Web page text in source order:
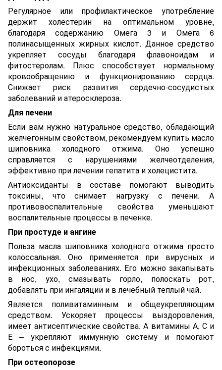
Регулярное или профилактическое употребление
держит холестерин на оптимальном уровне,
благодаря содержанию Омега 3 и Омега 6
полинасыщенных жирных кислот. Данное средство
укрепляет сосуды благодаря флавоноидам и
фитостеролам. Плюс способствует нормальному
кровообращению и функционированию сердца.
Снижает риск развития сердечно-сосудистых
заболеваний и атеросклероза.
Для печени
Если вам нужно натуральное средство, обладающий
желчегонным свойством, рекомендуем купить масло
шиповника холодного отжима. Оно успешно
справляется с нарушениями желчеотделения,
эффективно при лечении гепатита и холецистита.
Антиоксиданты в составе помогают выводить
токсины, что снимает нагрузку с печени. А
противовоспалительные свойства уменьшают
воспалительные процессы в печенке.
При простуде и ангине
Польза масла шиповника холодного отжима просто
колоссальная. Оно применяется при вирусных и
инфекционных заболеваниях. Его можно закапывать
в нос, ухо, смазывать горло, полоскать рот,
добавлять при ингаляции и в лечебный теплый чай.
Является поливитаминным и общеукрепляющим
средством. Ускоряет процессы выздоровления,
имеет антисептические свойства. А витамины А, С и
Е – укрепляют иммунную систему и помогают
бороться с инфекциями.
При остеопорозе